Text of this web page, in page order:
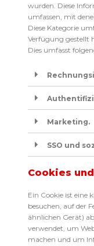
wurden. Diese
umfassen, mit
Diese Kategorie
Verfügung gestellt
Dies umfasst
Marketing.
SSO und
Cookies
Ein Cookie ist eine
besuchen, auf der
ähnlichen Gerät)
verwendet, um
machen und um